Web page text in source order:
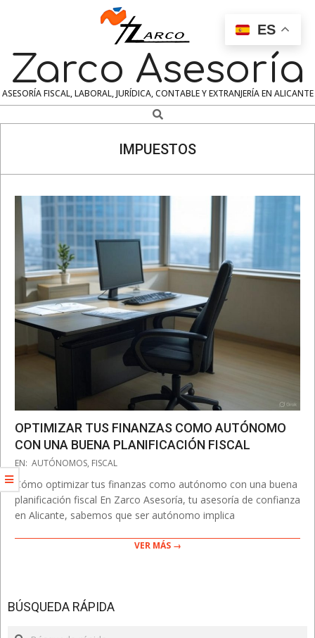
Zarco Asesoría
ASESORÍA FISCAL, LABORAL, JURÍDICA, CONTABLE Y EXTRANJERÍA EN ALICANTE
Search
IMPUESTOS
OPTIMIZAR TUS FINANZAS COMO AUTÓNOMO
CON UNA BUENA PLANIFICACIÓN FISCAL
2025-
17
EN: AUTÓNOMOS, FISCAL
Cómo optimizar tus finanzas como autónomo con una buena
planificación fiscal En Zarco Asesoría, tu asesoría de confianza
en Alicante, sabemos que ser autónomo implica
VER MÁS →
BÚSQUEDA RÁPIDA
Search
ES